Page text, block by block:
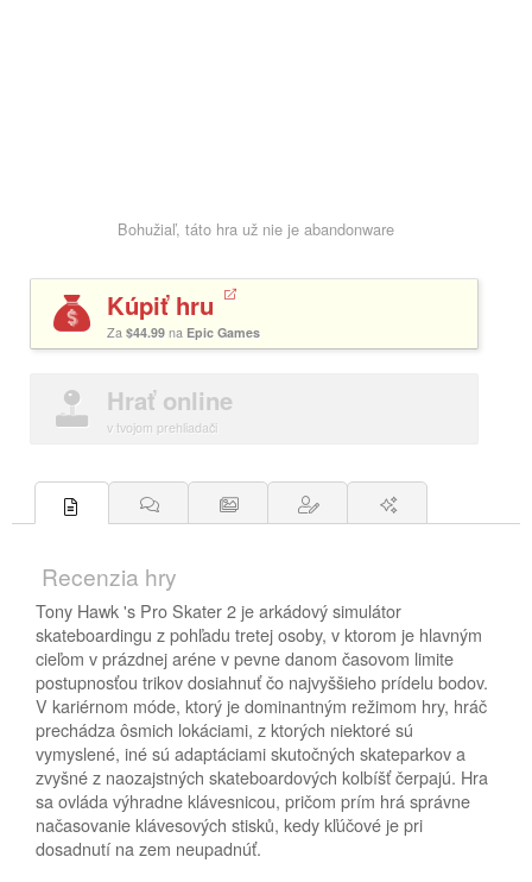
Bohužiaľ, táto hra už nie je abandonware
Kúpiť hru
Za $44.99 na Epic Games
Hrať online
v tvojom prehliadači
Recenzia hry
Tony Hawk 's Pro Skater 2 je arkádový simulátor
skateboardingu z pohľadu tretej osoby, v ktorom je hlavným
cieľom v prázdnej aréne v pevne danom časovom limite
postupnosťou trikov dosiahnuť čo najvyššieho prídelu bodov.
V kariérnom móde, ktorý je dominantným režimom hry, hráč
prechádza ôsmich lokáciami, z ktorých niektoré sú
vymyslené, iné sú adaptáciami skutočných skateparkov a
zvyšné z naozajstných skateboardových kolbíšť čerpajú. Hra
sa ovláda výhradne klávesnicou, pričom prím hrá správne
načasovanie klávesových stisků, kedy kľúčové je pri
dosadnutí na zem neupadnúť.